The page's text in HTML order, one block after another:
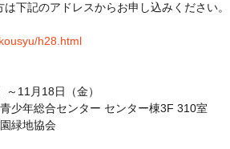
下記のアドレスからお申し込みください。
h28.html
11月18日（金）
少年総合センター センター棟3F 310室
緑地協会